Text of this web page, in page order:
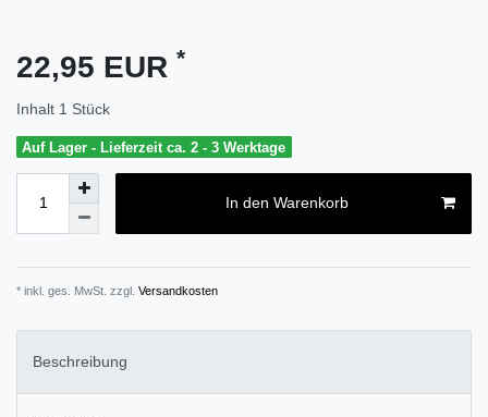
22,95 EUR *
Inhalt 1 Stück
Auf Lager - Lieferzeit ca. 2 - 3 Werktage
In den Warenkorb
* inkl. ges. MwSt. zzgl. Versandkosten
Beschreibung